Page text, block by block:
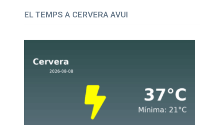
EL TEMPS A CERVERA AVUI